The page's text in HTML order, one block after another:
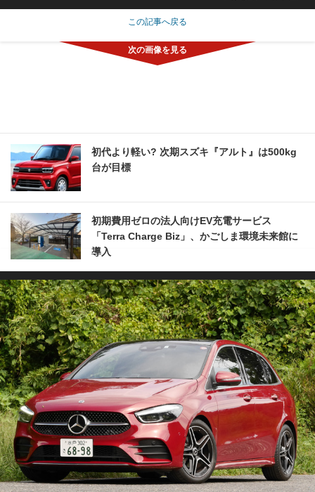
この記事へ戻る
初代より軽い? 次期スズキ『アルト』は500kg
台が目標
初期費用ゼロの法人向けEV充電サービス
「Terra Charge Biz」、かごしま環境未来館に
導入